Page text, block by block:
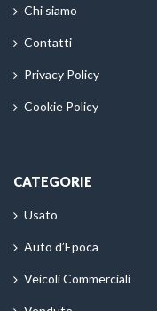
Chi siamo
Contatti
Privacy Policy
Cookie Policy
CATEGORIE
Usato
Auto d’Epoca
Veicoli Commerciali